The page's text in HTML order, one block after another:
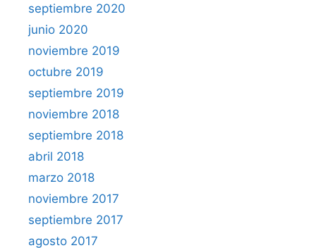
septiembre 2020
junio 2020
noviembre 2019
octubre 2019
septiembre 2019
noviembre 2018
septiembre 2018
abril 2018
marzo 2018
noviembre 2017
septiembre 2017
agosto 2017